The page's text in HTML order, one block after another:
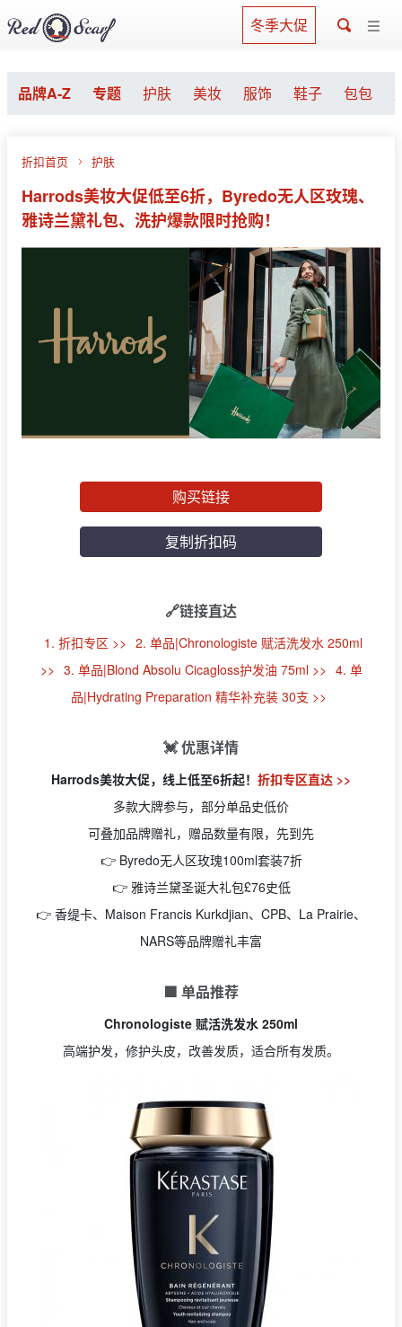
冬季大促
品牌A-Z 专题 护肤 美妆 服饰 鞋子 包包
折扣首页 护肤
Harrods美妆大促低至6折，Byredo无人区玫瑰、
雅诗兰黛礼包、洗护爆款限时抢购！
购买链接
复制折扣码
🔗链接直达
1. 折扣专区 >> 2. 单品|Chronologiste 赋活洗发水 250ml
>> 3. 单品|Blond Absolu Cicagloss护发油 75ml >> 4. 单
品|Hydrating Preparation 精华补充装 30支 >>
💓 优惠详情
Harrods美妆大促，线上低至6折起！ 折扣专区直达 >>
多款大牌参与，部分单品史低价
可叠加品牌赠礼，赠品数量有限，先到先
👉 Byredo无人区玫瑰100ml套装7折
👉 雅诗兰黛圣诞大礼包£76史低
👉 香缇卡、Maison Francis Kurkdjian、CPB、La Prairie、
NARS等品牌赠礼丰富
🟩 单品推荐
Chronologiste 赋活洗发水 250ml
高端护发，修护头皮，改善发质，适合所有发质。